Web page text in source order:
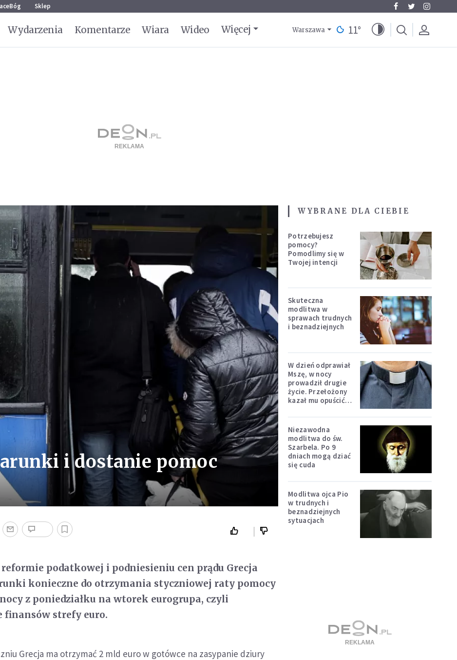
Sklep
Wydarzenia Komentarze Wiara Wideo Więcej Warszawa 11°
i dostanie pomoc
podatkowej i podniesieniu cen prądu Grecja
konieczne do otrzymania styczniowej raty pomocy
z poniedziałku na wtorek eurogrupa, czyli
strefy euro.
Grecja ma otrzymać 2 mld euro w gotówce na zasypanie dziury
WYBRANE DLA CIEBIE
Potrzebujesz
pomocy?
Pomodlimy się w
Twojej intencji
Skuteczna
modlitwa w
sprawach trudnych
i beznadziejnych
W dzień odprawiał
Mszę, w nocy
prowadził drugie
życie. Przełożony
kazał mu opuścić
Niezawodna
modlitwa do św.
Szarbela. Po 9
dniach mogą dziać
się cuda
Modlitwa ojca Pio
w trudnych i
beznadziejnych
sytuacjach